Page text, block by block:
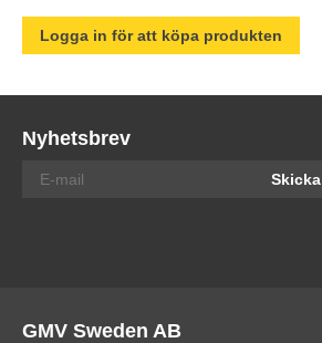
Logga in för att köpa produkten
Nyhetsbrev
Skicka
GMV Sweden AB